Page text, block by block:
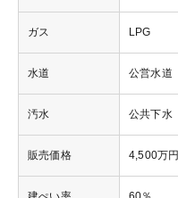
ガス LPG
水道 公営水道
汚水 公共下水
販売価格 4,500万円